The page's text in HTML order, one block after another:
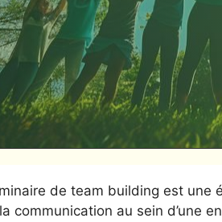
de team building est
communication au sein d’une